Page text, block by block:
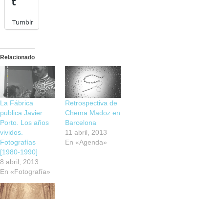
Tumblr
Relacionado
La Fábrica
publica Javier
Porto. Los años
vividos.
Fotografías
[1980-1990]
8 abril, 2013
En «Fotografía»
Retrospectiva de
Chema Madoz en
Barcelona
11 abril, 2013
En «Agenda»